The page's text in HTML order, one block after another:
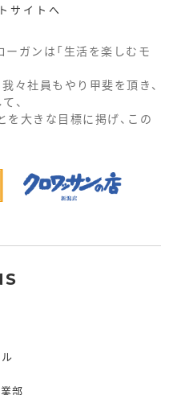
サイトへ
ガンは「生活を楽しむモ
々社員もやり甲斐を頂き、
、
大きな目標に掲げ、この
部